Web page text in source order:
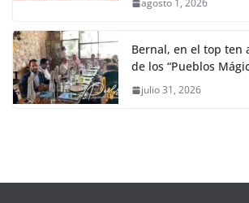
agosto 1, 2026
Bernal, en el top ten
de los “Pueblos
julio 31, 2026